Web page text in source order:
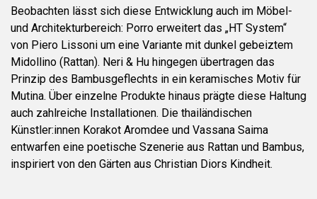
Beobachten lässt sich diese Entwicklung auch im Möbel-
und Architekturbereich: Porro erweitert das „HT System“
von Piero Lissoni um eine Variante mit dunkel gebeiztem
Midollino (Rattan). Neri & Hu hingegen übertragen das
Prinzip des Bambusgeflechts in ein keramisches Motiv für
Mutina. Über einzelne Produkte hinaus prägte diese Haltung
auch zahlreiche Installationen. Die thailändischen
Künstler:innen Korakot Aromdee und Vassana Saima
entwarfen eine poetische Szenerie aus Rattan und Bambus,
inspiriert von den Gärten aus Christian Diors Kindheit.